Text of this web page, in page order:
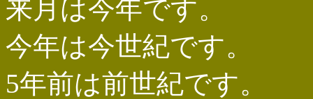
来月は今年です。
今年は今世紀です。
5年前は前世紀です。